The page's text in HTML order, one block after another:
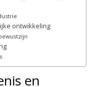
ontwikkeling
en